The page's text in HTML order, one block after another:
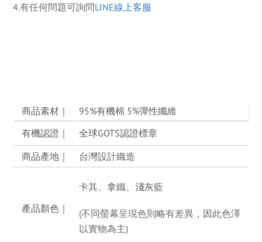
4.有任何問題可詢問LINE線上客服
商品素材｜
95%有機棉 5%彈性纖維
有機認證｜
全球GOTS認證標章
商品產地｜
台灣設計織造
產品顏色｜
卡其、拿鐵、淺灰藍
(不同螢幕呈現色則略有差異，因此色澤
以實物為主)